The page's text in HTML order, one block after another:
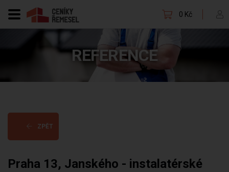
0 Kč
REFERENCE
ZPĚT
Praha 13, Janského - instalatérské